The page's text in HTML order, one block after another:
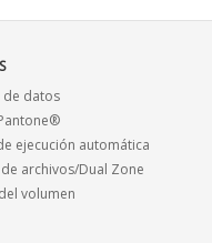
de datos
ejecución automática
archivos/Dual Zone
volumen